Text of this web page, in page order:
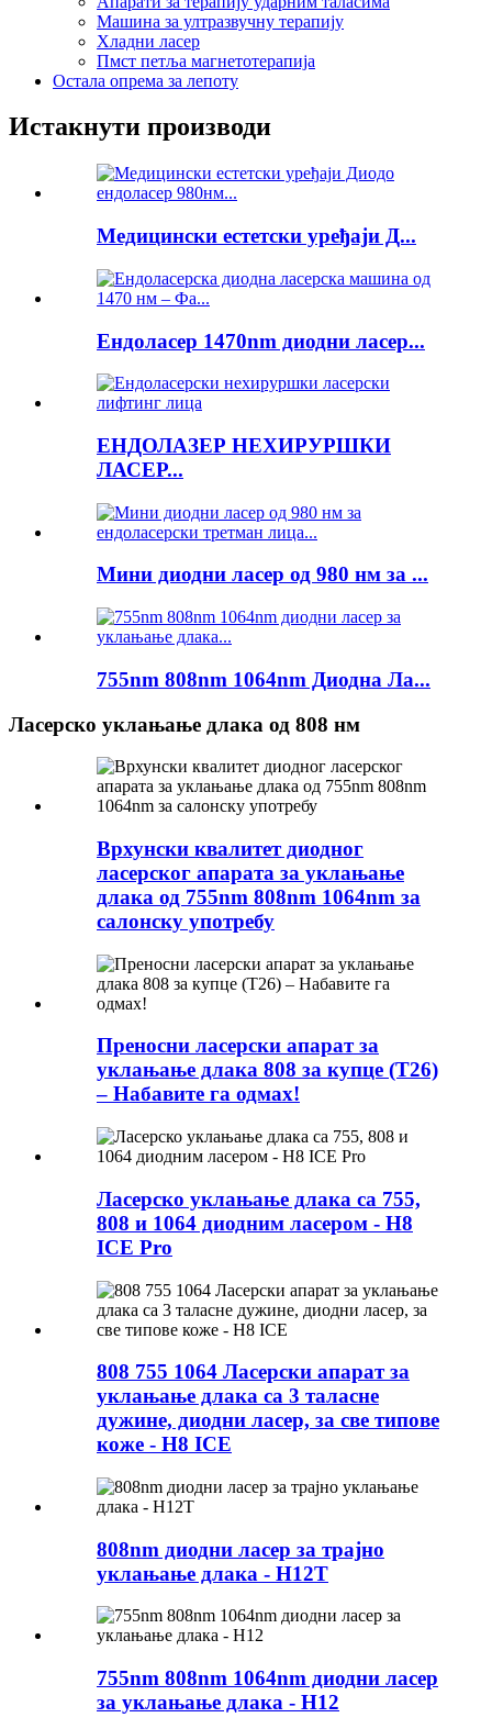
Машина за ултразвучну терапију
Хладни ласер
Пмст петља магнетотерапија
Остала опрема за лепоту
Истакнути производи
Медицински естетски уређаји Д...
Ендоласер 1470nm диодни ласер...
ЕНДОЛАЗЕР НЕХИРУРШКИ
ЛАСЕР...
Мини диодни ласер од 980 нм за ...
755nm 808nm 1064nm Диодна Ла...
Ласерско уклањање длака од 808 нм
Врхунски квалитет диодног
ласерског апарата за уклањање
длака од 755nm 808nm 1064nm за
салонску употребу
Преносни ласерски апарат за
уклањање длака 808 за купце (Т26)
– Набавите га одмах!
Ласерско уклањање длака са 755,
808 и 1064 диодним ласером - H8
ICE Pro
808 755 1064 Ласерски апарат за
уклањање длака са 3 таласне
дужине, диодни ласер, за све типове
коже - H8 ICE
808nm диодни ласер за трајно
уклањање длака - H12T
755nm 808nm 1064nm диодни ласер
за уклањање длака - H12